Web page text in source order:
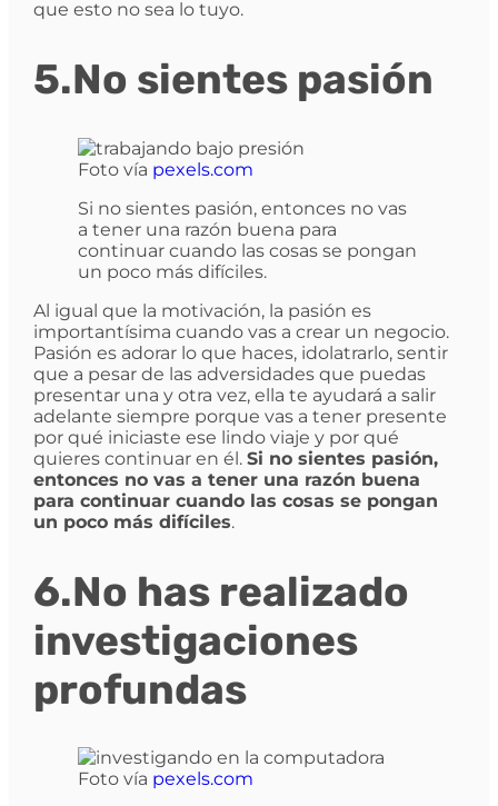
que esto no sea lo tuyo.
5.No sientes pasión
Foto vía pexels.com
Si no sientes pasión, entonces no vas
a tener una razón buena para
continuar cuando las cosas se pongan
un poco más difíciles.
Al igual que la motivación, la pasión es
importantísima cuando vas a crear un negocio.
Pasión es adorar lo que haces, idolatrarlo, sentir
que a pesar de las adversidades que puedas
presentar una y otra vez, ella te ayudará a salir
adelante siempre porque vas a tener presente
por qué iniciaste ese lindo viaje y por qué
quieres continuar en él. Si no sientes pasión,
entonces no vas a tener una razón buena
para continuar cuando las cosas se pongan
un poco más difíciles.
6.No has realizado
investigaciones
profundas
Foto vía pexels.com